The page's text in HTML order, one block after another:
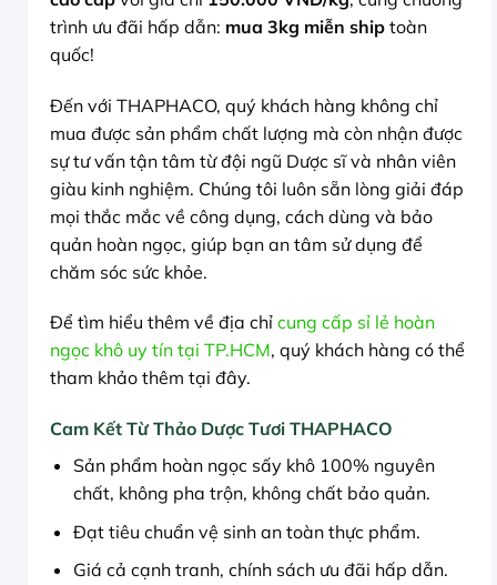
trình ưu đãi hấp dẫn: mua 3kg miễn ship toàn
quốc!
Đến với THAPHACO, quý khách hàng không chỉ
mua được sản phẩm chất lượng mà còn nhận được
sự tư vấn tận tâm từ đội ngũ Dược sĩ và nhân viên
giàu kinh nghiệm. Chúng tôi luôn sẵn lòng giải đáp
mọi thắc mắc về công dụng, cách dùng và bảo
quản hoàn ngọc, giúp bạn an tâm sử dụng để
chăm sóc sức khỏe.
Để tìm hiểu thêm về địa chỉ cung cấp sỉ lẻ hoàn
ngọc khô uy tín tại TP.HCM, quý khách hàng có thể
tham khảo thêm tại đây.
Cam Kết Từ Thảo Dược Tươi THAPHACO
Sản phẩm hoàn ngọc sấy khô 100% nguyên
chất, không pha trộn, không chất bảo quản.
Đạt tiêu chuẩn vệ sinh an toàn thực phẩm.
Giá cả cạnh tranh, chính sách ưu đãi hấp dẫn.